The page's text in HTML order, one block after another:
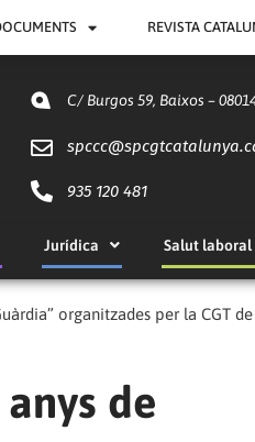
REVISTA
C/ Burgos 59, Baixos –
spccc@
935 120 481
Jurídica Salut laboral
organitzades per la CGT
de